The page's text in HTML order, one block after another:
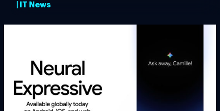
| IT News